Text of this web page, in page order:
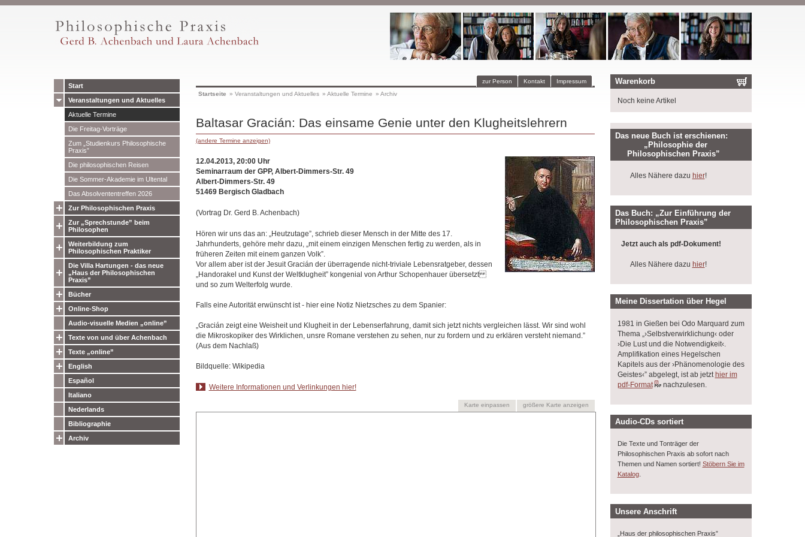
Start
Veranstaltungen und Aktuelles
Aktuelle Termine
Die Freitag-Vorträge
Zum „Studienkurs Philosophische
Praxis”
Die philosophischen Reisen
Die Sommer-Akademie im Ultental
Das Absolvententreffen 2026
Zur Philosophischen Praxis
Zur „Sprechstunde” beim
Philosophen
Weiterbildung zum
Philosophischen Praktiker
Die Villa Hartungen - das neue
„Haus der Philosophischen
Praxis”
Bücher
Online-Shop
Audio-visuelle Medien „online”
Texte von und über Achenbach
Texte „online”
English
Español
Italiano
Nederlands
Bibliographie
Archiv
Impressum
Kontakt
zur Person
Startseite » Veranstaltungen und Aktuelles » Aktuelle Termine » Archiv
Baltasar Gracián: Das einsame Genie unter den Klugheitslehrern
(andere Termine anzeigen)
12.04.2013, 20:00 Uhr
Seminarraum der GPP, Albert-Dimmers-Str. 49
Albert-Dimmers-Str. 49
51469 Bergisch Gladbach
(Vortrag Dr. Gerd B. Achenbach)
Hören wir uns das an: „Heutzutage”, schrieb dieser Mensch in der Mitte des 17.
Jahrhunderts, gehöre mehr dazu, „mit einem einzigen Menschen fertig zu werden, als in
früheren Zeiten mit einem ganzen Volk”.
Vor allem aber ist der Jesuit Gracián der überragende nicht-triviale Lebensratgeber, dessen
„Handorakel und Kunst der Weltklugheit” kongenial von Arthur Schopenhauer übersetzt
und so zum Welterfolg wurde.
Falls eine Autorität erwünscht ist - hier eine Notiz Nietzsches zu dem Spanier:
„Gracián zeigt eine Weisheit und Klugheit in der Lebenserfahrung, damit sich jetzt nichts vergleichen lässt. Wir sind wohl
die Mikroskopiker des Wirklichen, unsre Romane verstehen zu sehen, nur zu fordern und zu erklären versteht niemand.”
(Aus dem Nachlaß)
Bildquelle: Wikipedia
Weitere Informationen und Verlinkungen hier!
größere Karte anzeigen
Karte einpassen
Warenkorb
Noch keine Artikel
Das neue Buch ist erschienen:
„Philosophie der
Philosophischen Praxis”
Alles Nähere dazu hier!
Das Buch: „Zur Einführung der
Philosophischen Praxis”
Jetzt auch als pdf-Dokument!
Alles Nähere dazu hier!
Meine Dissertation über Hegel
1981 in Gießen bei Odo Marquard zum
Thema „›Selbstverwirklichung‹ oder
›Die Lust und die Notwendigkeit‹.
Amplifikation eines Hegelschen
Kapitels aus der ›Phänomenologie des
Geistes‹” abgelegt, ist ab jetzt hier im
pdf-Format
nachzulesen.
Audio-CDs sortiert
Die Texte und Tonträger der
Philosophischen Praxis ab sofort nach
Themen und Namen sortiert! Stöbern Sie im
Katalog.
Unsere Anschrift
„Haus der philosophischen Praxis”